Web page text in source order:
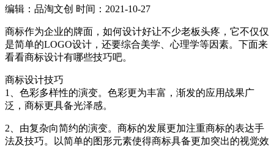
编辑：品淘文创 时间：2021-10-27
商标作为企业的牌面，如何设计好让不少老板头疼，它不仅仅
是简单的LOGO设计，还要综合美学、心理学等因素。下面来
看看商标设计有哪些技巧吧。
商标设计技巧
1、色彩多样性的演变。色彩更为丰富，渐发的应用战果广
泛，商标更具备光泽感。
2、由复杂向简约的演变。商标的发展更加注重商标的表达手
法及技巧。以简单的图形元素使得商标具备更加突出的视觉效